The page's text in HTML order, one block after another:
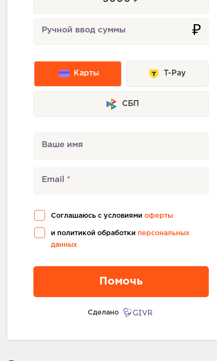
Ручной ввод суммы ₽
Карты T-Pay
СБП
Ваше имя
Email
Соглашаюсь с условиями оферты
и политикой обработки персональных
данных
Помочь
Сделано